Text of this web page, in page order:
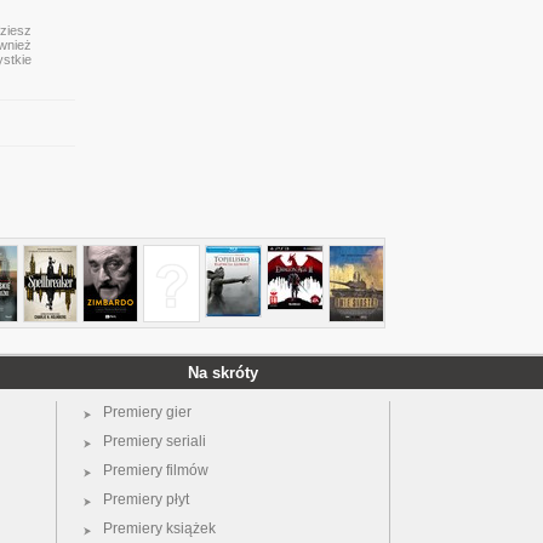
Na skróty
Premiery gier
Premiery seriali
Premiery filmów
Premiery płyt
Premiery książek